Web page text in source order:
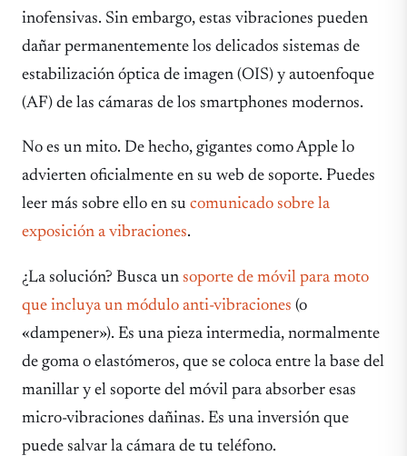
inofensivas. Sin embargo, estas vibraciones pueden
dañar permanentemente los delicados sistemas de
estabilización óptica de imagen (OIS) y autoenfoque
(AF) de las cámaras de los smartphones modernos.
No es un mito. De hecho, gigantes como Apple lo
advierten oficialmente en su web de soporte. Puedes
leer más sobre ello en su comunicado sobre la
exposición a vibraciones.
¿La solución? Busca un soporte de móvil para moto
que incluya un módulo anti-vibraciones (o
«dampener»). Es una pieza intermedia, normalmente
de goma o elastómeros, que se coloca entre la base del
manillar y el soporte del móvil para absorber esas
micro-vibraciones dañinas. Es una inversión que
puede salvar la cámara de tu teléfono.